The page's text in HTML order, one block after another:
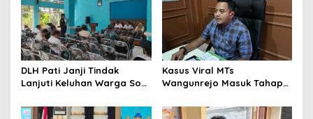
DLH Pati Janji Tindak
Lanjuti Keluhan Warga Soal
Kasus Viral MTs
Wangunrejo Masuk Tahap
Kumpulkan Alat Bukti